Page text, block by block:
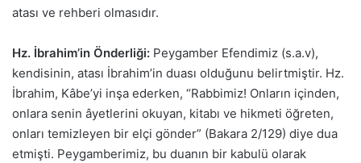
atası ve rehberi olmasıdır.
Hz. İbrahim’in Önderliği: Peygamber Efendimiz (s.a.v),
kendisinin, atası İbrahim’in duası olduğunu belirtmiştir. Hz.
İbrahim, Kâbe’yi inşa ederken, “Rabbimiz! Onların içinden,
onlara senin âyetlerini okuyan, kitabı ve hikmeti öğreten,
onları temizleyen bir elçi gönder” (Bakara 2/129) diye dua
etmişti. Peygamberimiz, bu duanın bir kabulü olarak